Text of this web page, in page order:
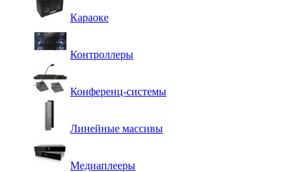
Караоке
Контроллеры
Конференц-системы
Линейные массивы
Медиаплееры